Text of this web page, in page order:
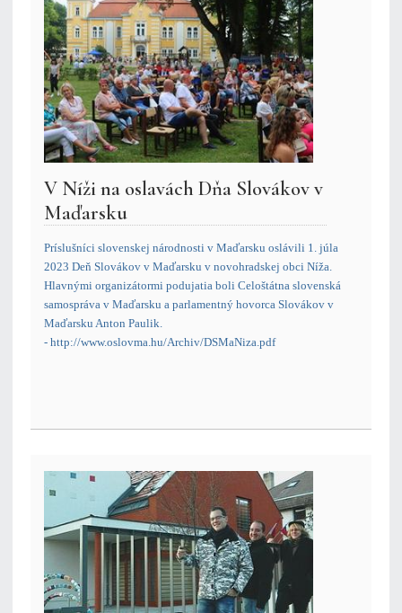
V Níži na oslavách Dňa Slovákov v
Maďarsku
Príslušníci slovenskej národnosti v Maďarsku oslávili 1. júla
2023 Deň Slovákov v Maďarsku v novohradskej obci Níža.
Hlavnými organizátormi podujatia boli Celoštátna slovenská
samospráva v Maďarsku a parlamentný hovorca Slovákov v
Maďarsku Anton Paulik.
- http://www.oslovma.hu/Archiv/DSMaNiza.pdf